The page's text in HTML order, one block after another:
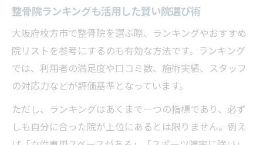
整骨院ランキングも活用した賢い院選び術
大阪府枚方市で整骨院を選ぶ際、ランキングやおすすめ
院リストを参考にするのも有効な方法です。ランキング
では、利用者の満足度や口コミ数、施術実績、スタッフ
の対応力などが評価基準となっています。
ただし、ランキングはあくまで一つの指標であり、必ず
しも自分に合った院が上位にあるとは限りません。例え